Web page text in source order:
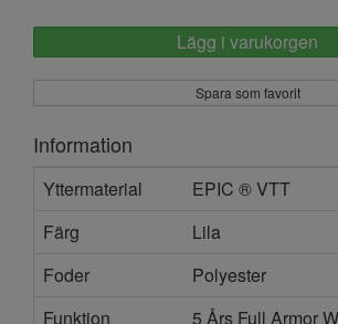
Lägg i varukorgen
Spara som favorit
Information
Yttermaterial
EPIC ® VTT
Färg
Lila
Foder
Polyester
Funktion
5 Års Full Armor